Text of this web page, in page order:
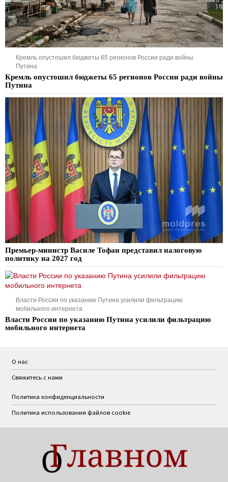
Кремль опустошил бюджеты 65 регионов России ради войны
Путина
Кремль опустошил бюджеты 65 регионов России ради войны
Путина
Премьер-министр Василе Тофан представил налоговую
политику на 2027 год
Власти России по указанию Путина усилили фильтрацию
мобильного интернета
Власти России по указанию Путина усилили фильтрацию
мобильного интернета
О нас
Свяжитесь с нами
Политика конфиденциальности
Политика использования файлов cookie